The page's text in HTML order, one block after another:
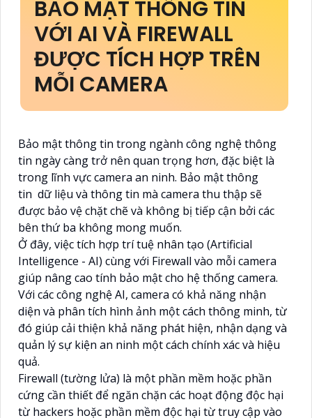
BẢO MẬT THÔNG TIN
VỚI AI VÀ FIREWALL
ĐƯỢC TÍCH HỢP TRÊN
MỖI CAMERA
Bảo mật thông tin trong ngành công nghệ thông
tin ngày càng trở nên quan trọng hơn, đặc biệt là
trong lĩnh vực camera an ninh. Bảo mật thông
tin dữ liệu và thông tin mà camera thu thập sẽ
được bảo vệ chặt chẽ và không bị tiếp cận bởi các
bên thứ ba không mong muốn.
Ở đây, việc tích hợp trí tuệ nhân tạo (Artificial
Intelligence - AI) cùng với Firewall vào mỗi camera
giúp nâng cao tính bảo mật cho hệ thống camera.
Với các công nghệ AI, camera có khả năng nhận
diện và phân tích hình ảnh một cách thông minh, từ
đó giúp cải thiện khả năng phát hiện, nhận dạng và
quản lý sự kiện an ninh một cách chính xác và hiệu
quả.
Firewall (tường lửa) là một phần mềm hoặc phần
cứng cần thiết để ngăn chặn các hoạt động độc hại
từ hackers hoặc phần mềm độc hại từ truy cập vào